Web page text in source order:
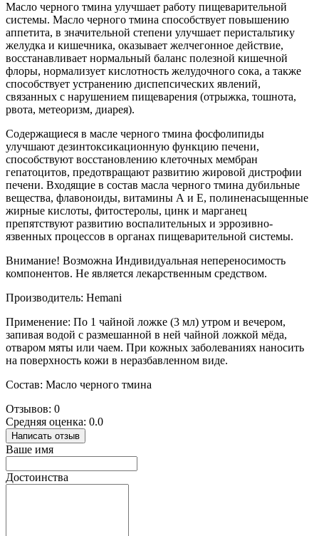
Масло черного тмина улучшает работу пищеварительной
системы. Масло черного тмина способствует повышению
аппетита, в значительной степени улучшает перистальтику
желудка и кишечника, оказывает желчегонное действие,
восстанавливает нормальный баланс полезной кишечной
флоры, нормализует кислотность желудочного сока, а также
способствует устранению диспепсических явлений,
связанных с нарушением пищеварения (отрыжка, тошнота,
рвота, метеоризм, диарея).
Содержащиеся в масле черного тмина фосфолипиды
улучшают дезинтоксикационную функцию печени,
способствуют восстановлению клеточных мембран
гепатоцитов, предотвращают развитию жировой дистрофии
печени. Входящие в состав масла черного тмина дубильные
вещества, флавоноиды, витамины А и Е, полиненасыщенные
жирные кислоты, фитостеролы, цинк и марганец
препятствуют развитию воспалительных и эррозивно-
язвенных процессов в органах пищеварительной системы.
Внимание! Возможна Индивидуальная непереносимость
компонентов. Не является лекарственным средством.
Производитель: Hemani
Применение: По 1 чайной ложке (3 мл) утром и вечером,
запивая водой с размешанной в ней чайной ложкой мёда,
отваром мяты или чаем. При кожных заболеваниях наносить
на поверхность кожи в неразбавленном виде.
Состав: Масло черного тмина
Отзывов: 0
Средняя оценка: 0.0
Написать отзыв
Ваше имя
Достоинства